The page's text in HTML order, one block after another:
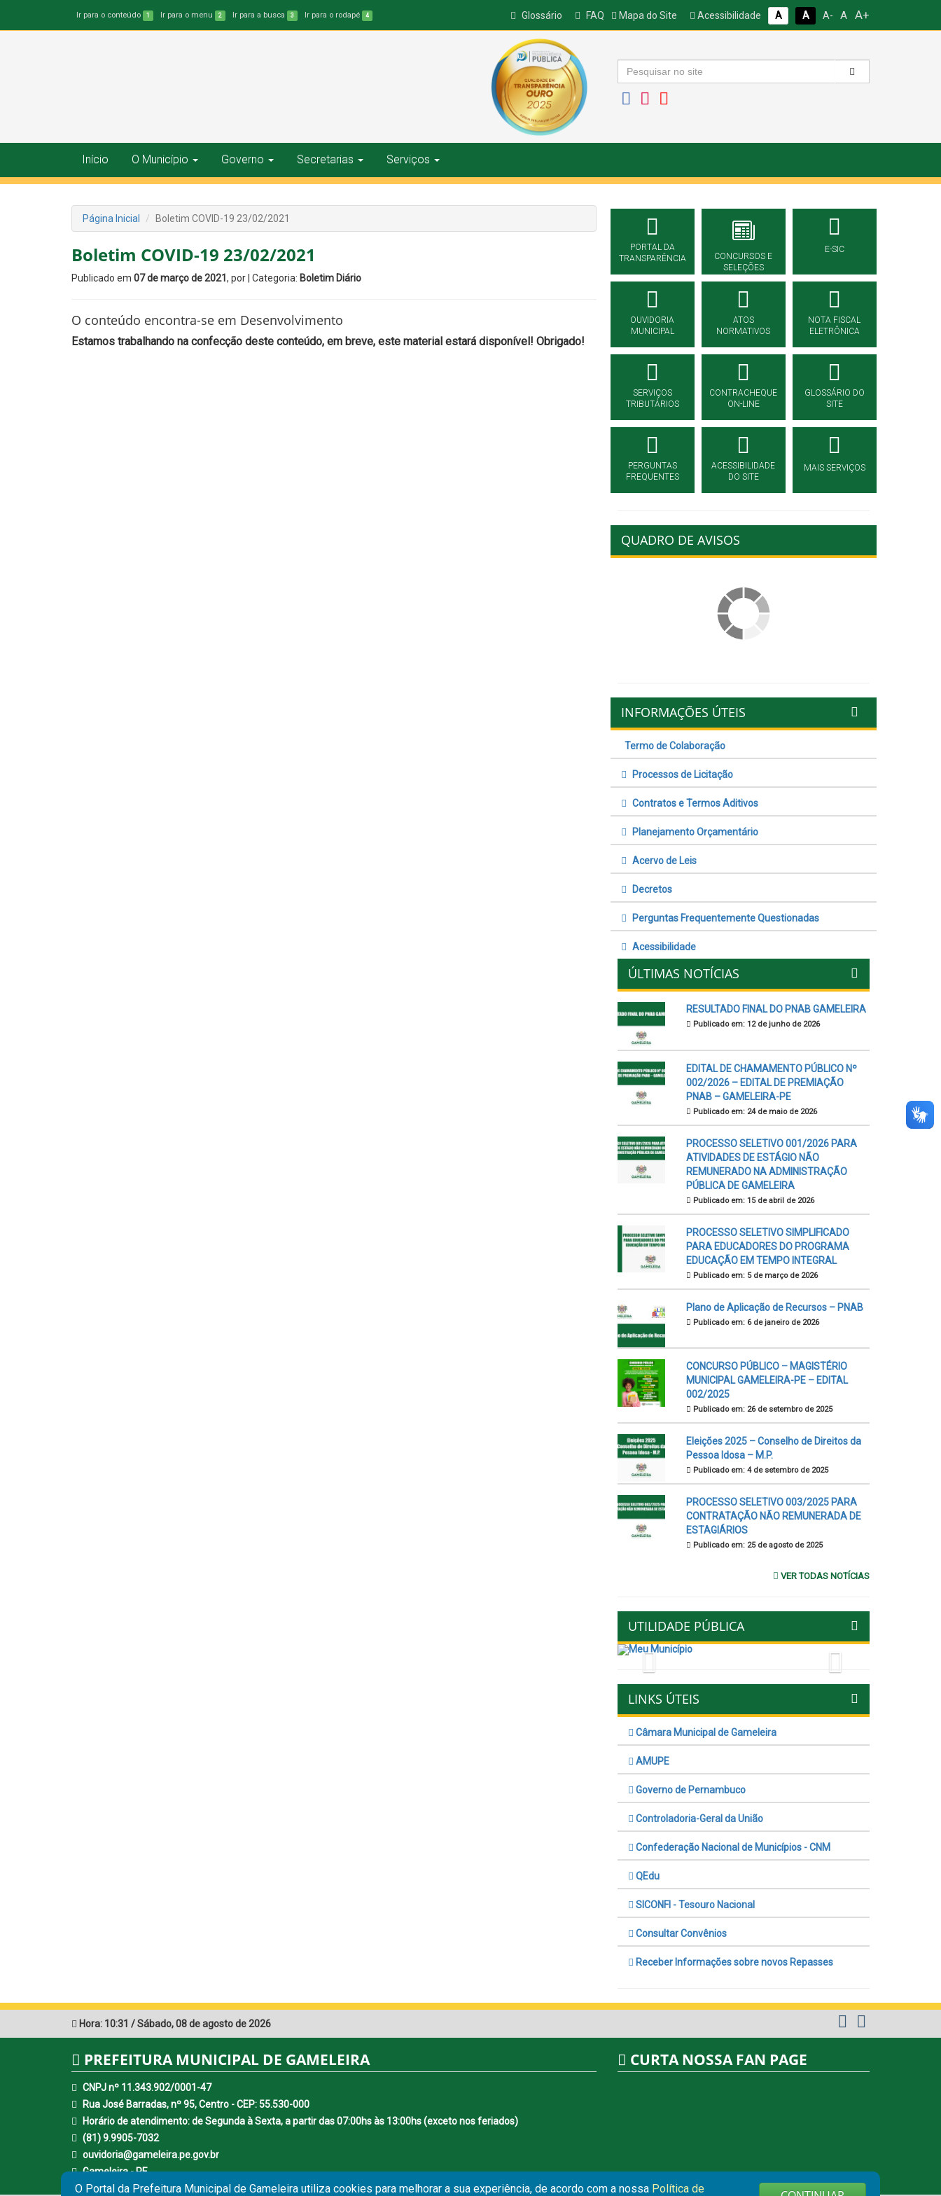
Ir para o conteúdo 1 Ir para o menu 2 Ir para a busca 3 Ir para o rodapé 4 Glossário FAQ Mapa do Site Acessibilidade A A A- A A+
Início O Município Governo Secretarias Serviços
Página Inicial Boletim COVID-19 23/02/2021
Boletim COVID-19 23/02/2021
Publicado em 07 de março de 2021 , por | Categoria: Boletim Diário
O conteúdo encontra-se em Desenvolvimento
Estamos trabalhando na confecção deste conteúdo, em breve, este material estará disponível! Obrigado!
PORTAL DA
TRANSPARÊNCIA
CONCURSOS E
SELEÇÕES
E-SIC
OUVIDORIA
MUNICIPAL
ATOS
NORMATIVOS
NOTA FISCAL
ELETRÔNICA
SERVIÇOS
TRIBUTÁRIOS
CONTRACHEQUE
ON-LINE
GLOSSÁRIO DO
SITE
PERGUNTAS
FREQUENTES
ACESSIBILIDADE
DO SITE
MAIS SERVIÇOS
QUADRO DE AVISOS
INFORMAÇÕES ÚTEIS
Termo de Colaboração
Processos de Licitação
Contratos e Termos Aditivos
Planejamento Orçamentário
Acervo de Leis
Decretos
Perguntas Frequentemente Questionadas
Acessibilidade
ÚLTIMAS NOTÍCIAS
RESULTADO FINAL DO PNAB GAMELEIRA
Publicado em: 12 de junho de 2026
EDITAL DE CHAMAMENTO PÚBLICO Nº
002/2026 – EDITAL DE PREMIAÇÃO
PNAB – GAMELEIRA-PE
Publicado em: 24 de maio de 2026
PROCESSO SELETIVO 001/2026 PARA
ATIVIDADES DE ESTÁGIO NÃO
REMUNERADO NA ADMINISTRAÇÃO
PÚBLICA DE GAMELEIRA
Publicado em: 15 de abril de 2026
PROCESSO SELETIVO SIMPLIFICADO
PARA EDUCADORES DO PROGRAMA
EDUCAÇÃO EM TEMPO INTEGRAL
Publicado em: 5 de março de 2026
Plano de Aplicação de Recursos – PNAB
Publicado em: 6 de janeiro de 2026
CONCURSO PÚBLICO – MAGISTÉRIO
MUNICIPAL GAMELEIRA-PE – EDITAL
002/2025
Publicado em: 26 de setembro de 2025
Eleições 2025 – Conselho de Direitos da
Pessoa Idosa – M.P.
Publicado em: 4 de setembro de 2025
PROCESSO SELETIVO 003/2025 PARA
CONTRATAÇÃO NÃO REMUNERADA DE
ESTAGIÁRIOS
Publicado em: 25 de agosto de 2025
VER TODAS NOTÍCIAS
UTILIDADE PÚBLICA
Previous
LINKS ÚTEIS
Câmara Municipal de Gameleira
AMUPE
Governo de Pernambuco
Controladoria-Geral da União
Confederação Nacional de Municípios - CNM
QEdu
SICONFI - Tesouro Nacional
Consultar Convênios
Receber Informações sobre novos Repasses
Hora: 10:31 /Sábado,08 de agosto de 2026
PREFEITURA MUNICIPAL DE GAMELEIRA
CNPJ nº 11.343.902/0001-47
Rua José Barradas, nº 95, Centro - CEP: 55.530-000
Horário de atendimento: de Segunda à Sexta, a partir das 07:00hs às 13:00hs (exceto nos feriados)
(81) 9.9905-7032
ouvidoria@gameleira.pe.gov.br
Gameleira - PE
CURTA NOSSA FAN PAGE
O Portal da Prefeitura Municipal de Gameleira utiliza cookies para melhorar a sua experiência, de acordo com a nossa Política de